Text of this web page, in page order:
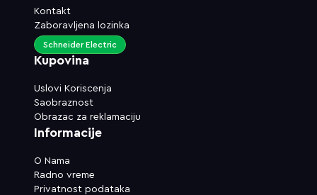
Kontakt
Zaboravljena lozinka
Kupovina
Uslovi Koriscenja
Saobraznost
Obrazac za reklamaciju
Schneider Electric
Informacije
O Nama
Radno vreme
Privatnost podataka